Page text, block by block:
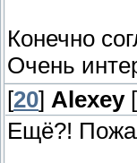
Конечно
Очень
[20] Alexey
Ещё?!